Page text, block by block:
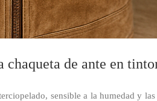
chaqueta de ante en
sensible a la humedad y